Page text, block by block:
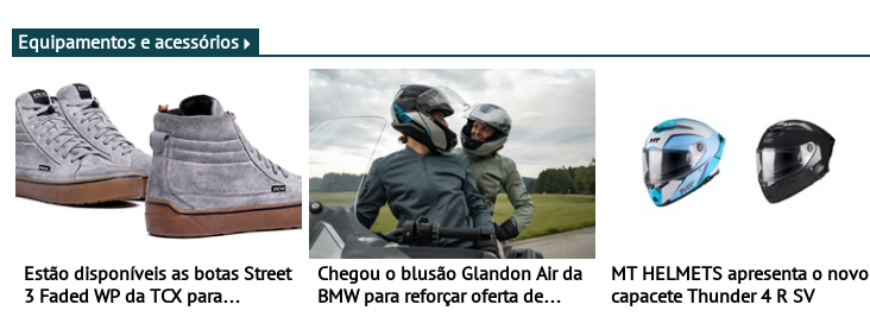
Equipamentos e acessórios
Estão disponíveis as botas Street
3 Faded WP da TCX para
Chegou o blusão Glandon Air da
BMW para reforçar oferta de
MT HELMETS apresenta o novo
capacete Thunder 4 R SV